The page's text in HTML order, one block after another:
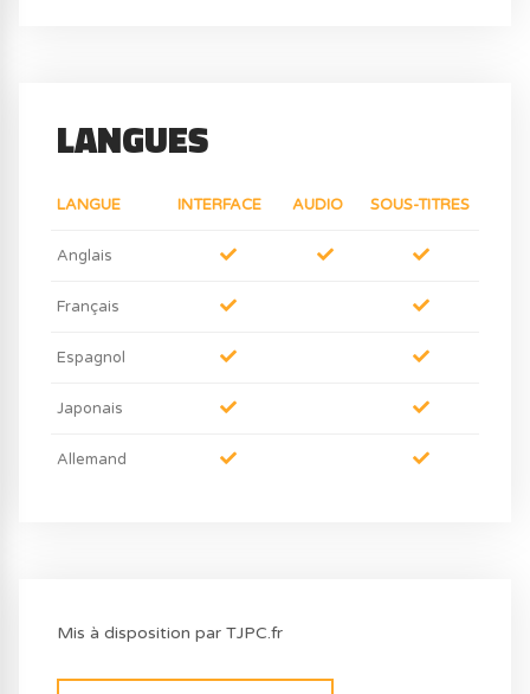
LANGUES
LANGUE INTERFACE AUDIO SOUS-TITRES
Anglais
Français
Espagnol
Japonais
Allemand
Mis à disposition par TJPC.fr